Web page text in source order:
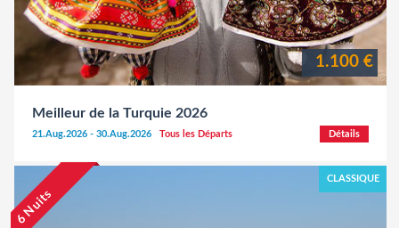
1.100 €
Meilleur de la Turquie 2026
21.Aug.2026 - 30.Aug.2026 Tous les Départs Détails
6 Nuits
CLASSIQUE